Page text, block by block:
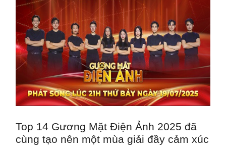
Top 14 Gương Mặt Điện Ảnh 2025 đã
cùng tạo nên một mùa giải đầy cảm xúc